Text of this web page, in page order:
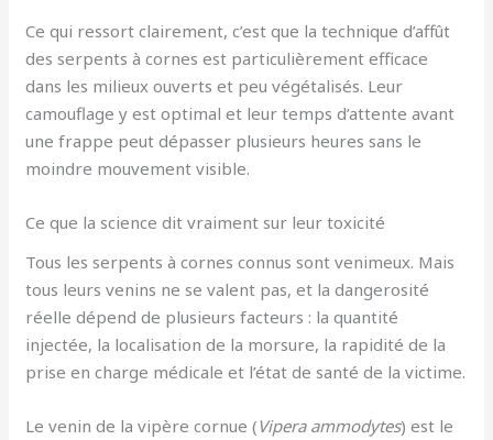
Ce qui ressort clairement, c’est que la technique d’affût
des serpents à cornes est particulièrement efficace
dans les milieux ouverts et peu végétalisés. Leur
camouflage y est optimal et leur temps d’attente avant
une frappe peut dépasser plusieurs heures sans le
moindre mouvement visible.
Ce que la science dit vraiment sur leur toxicité
Tous les serpents à cornes connus sont venimeux. Mais
tous leurs venins ne se valent pas, et la dangerosité
réelle dépend de plusieurs facteurs : la quantité
injectée, la localisation de la morsure, la rapidité de la
prise en charge médicale et l’état de santé de la victime.
Le venin de la vipère cornue (Vipera ammodytes) est le